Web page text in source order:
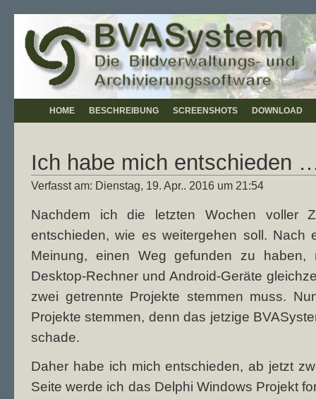
HOME BESCHREIBUNG SCREENSHOTS DOWNLOAD
Ich habe mich entschieden
Verfasst am: Dienstag, 19. Apr.. 2016 um 21:54
Nachdem ich die letzten Wochen voller
entschieden, wie es weitergehen soll. Nach
Meinung, einen Weg gefunden zu
Desktop-Rechner und Android-Geräte
zwei getrennte Projekte stemmen muss.
Projekte stemmen, denn das jetzige
schade.
Daher habe ich mich entschieden, ab jetzt
Seite werde ich das Delphi Windows Projekt